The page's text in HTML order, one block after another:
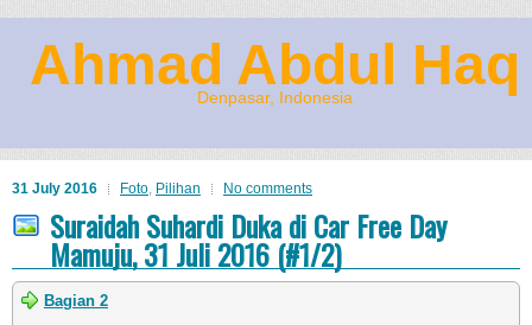
Ahmad Abdul Haq
Denpasar, Indonesia
31 July 2016 Foto, Pilihan No comments
Suraidah Suhardi Duka di Car Free Day
Mamuju, 31 Juli 2016 (#1/2)
Bagian 2